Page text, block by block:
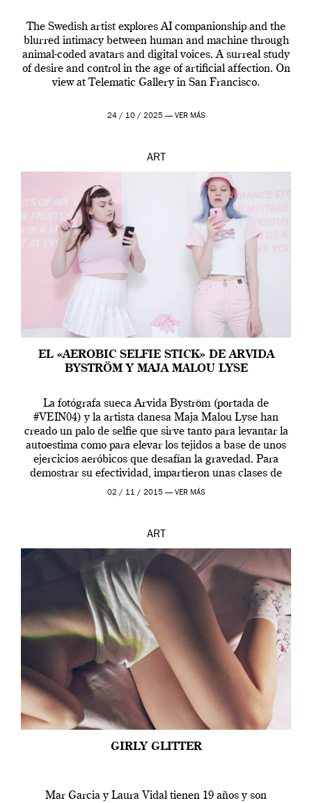
The Swedish artist explores AI companionship and the
blurred intimacy between human and machine through
animal-coded avatars and digital voices. A surreal study
of desire and control in the age of artificial affection. On
view at Telematic Gallery in San Francisco.
24 / 10 / 2025 — VER MÁS
ART
EL «AEROBIC SELFIE STICK» DE ARVIDA
BYSTRÖM Y MAJA MALOU LYSE
La fotógrafa sueca Arvida Byström (portada de
#VEIN04) y la artista danesa Maja Malou Lyse han
creado un palo de selfie que sirve tanto para levantar la
autoestima como para elevar los tejidos a base de unos
ejercicios aeróbicos que desafían la gravedad. Para
demostrar su efectividad, impartieron unas clases de
prueba en el Tate […]
02 / 11 / 2015 — VER MÁS
ART
GIRLY GLITTER
Mar Garcia y Laura Vidal tienen 19 años y son